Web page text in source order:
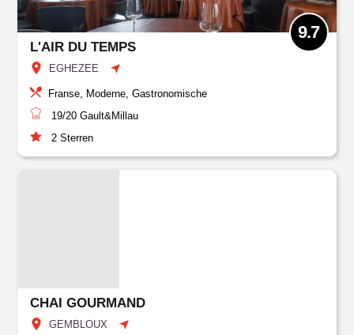
L'AIR DU TEMPS
EGHEZEE
9.7
Franse, Moderne, Gastronomische
19/20 Gault&Millau
2 Sterren
CHAI GOURMAND
GEMBLOUX